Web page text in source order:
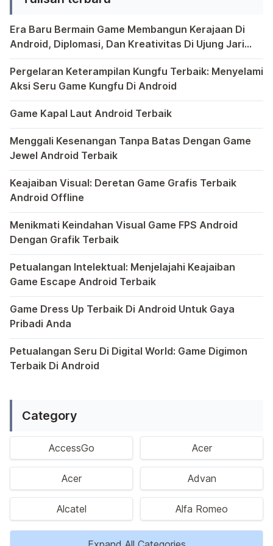
orang menginginkan sebuah
perangkat yang bagus serta
terjangkau. Kini Hewlett-Packard
Company (HP) baru saja
mengumumkan laptop dan […]
Era Baru Bermain Game Membangun Kerajaan Di
Android, Diplomasi, Dan Kreativitas Di Ujung Jari
Anda
Bermain game di platform Android telah menjadi bagian
Pergelaran Keterampilan Kungfu Terbaik: Menyelami
Aksi Seru Game Kungfu Di Android
Dunia game selalu menawarkan pengalaman yang
Game Kapal Laut Android Terbaik
Di dunia game Android yang kaya dengan berbagai jenis
Menggali Kesenangan Tanpa Batas Dengan Game
Jewel Android Terbaik
Dalam hiruk-pikuk dunia game Android, ada satu genre
Keajaiban Visual: Deretan Game Grafis Terbaik
Android Offline
Ponsel pintar telah mengubah cara kita bermain game,
Menikmati Keindahan Visual Game FPS Android
Dengan Grafik Terbaik
Semakin berkembangnya teknologi di era digital saat ini,
Petualangan Intelektual: Menjelajahi Keajaiban
Game Escape Android Terbaik
Dalam dunia game Android, genre escape telah mencuri
Game Dress Up Terbaik Di Android Untuk Gaya
Pribadi Anda
Saat ini, platform Android telah menjadi wadah kreativitas
Petualangan Seru Di Digital World: Game Digimon
Terbaik Di Android
Category
AccessGo Acer
Acer Advan
Alcatel Alfa Romeo